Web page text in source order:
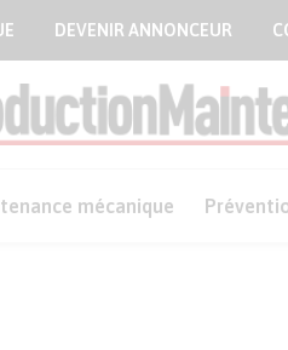
DEVENIR ANNONCEUR
mécanique